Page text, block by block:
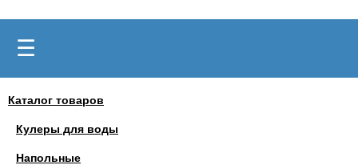
☰
Каталог товаров
Кулеры для воды
Напольные